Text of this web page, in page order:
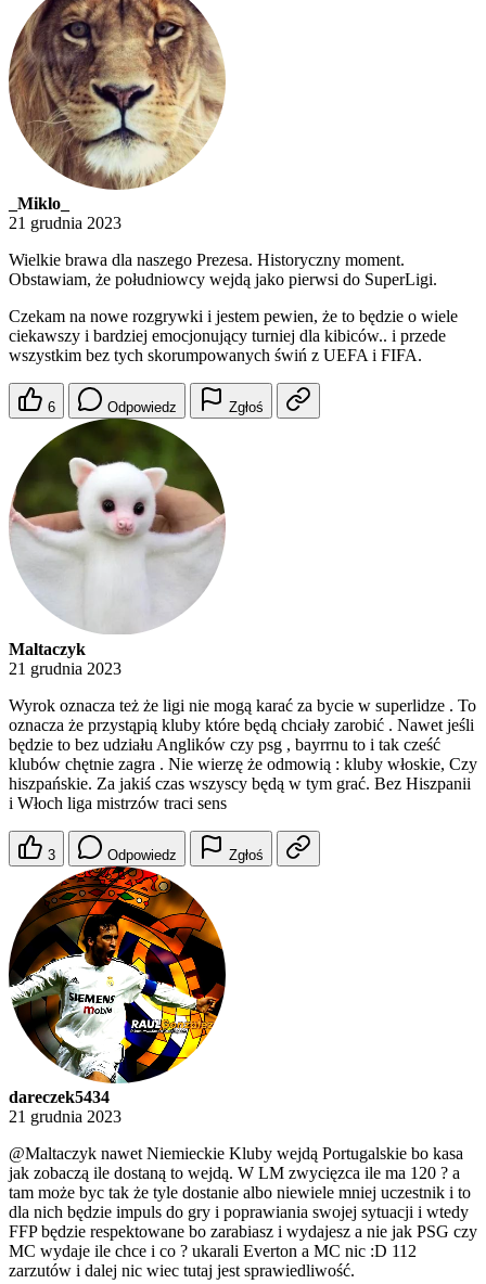
_Miklo_
21 grudnia 2023
Wielkie brawa dla naszego Prezesa. Historyczny moment.
Obstawiam, że południowcy wejdą jako pierwsi do SuperLigi.
Czekam na nowe rozgrywki i jestem pewien, że to będzie o wiele
ciekawszy i bardziej emocjonujący turniej dla kibiców.. i przede
wszystkim bez tych skorumpowanych świń z UEFA i FIFA.
6 Odpowiedz Zgłoś
Maltaczyk
21 grudnia 2023
Wyrok oznacza też że ligi nie mogą karać za bycie w superlidze . To
oznacza że przystąpią kluby które będą chciały zarobić . Nawet jeśli
będzie to bez udziału Anglików czy psg , bayrrnu to i tak cześć
klubów chętnie zagra . Nie wierzę że odmowią : kluby włoskie, Czy
hiszpańskie. Za jakiś czas wszyscy będą w tym grać. Bez Hiszpanii
i Włoch liga mistrzów traci sens
3 Odpowiedz Zgłoś
dareczek5434
21 grudnia 2023
@Maltaczyk nawet Niemieckie Kluby wejdą Portugalskie bo kasa
jak zobaczą ile dostaną to wejdą. W LM zwycięzca ile ma 120 ? a
tam może byc tak że tyle dostanie albo niewiele mniej uczestnik i to
dla nich będzie impuls do gry i poprawiania swojej sytuacji i wtedy
FFP będzie respektowane bo zarabiasz i wydajesz a nie jak PSG czy
MC wydaje ile chce i co ? ukarali Everton a MC nic :D 112
zarzutów i dalej nic wiec tutaj jest sprawiedliwość.